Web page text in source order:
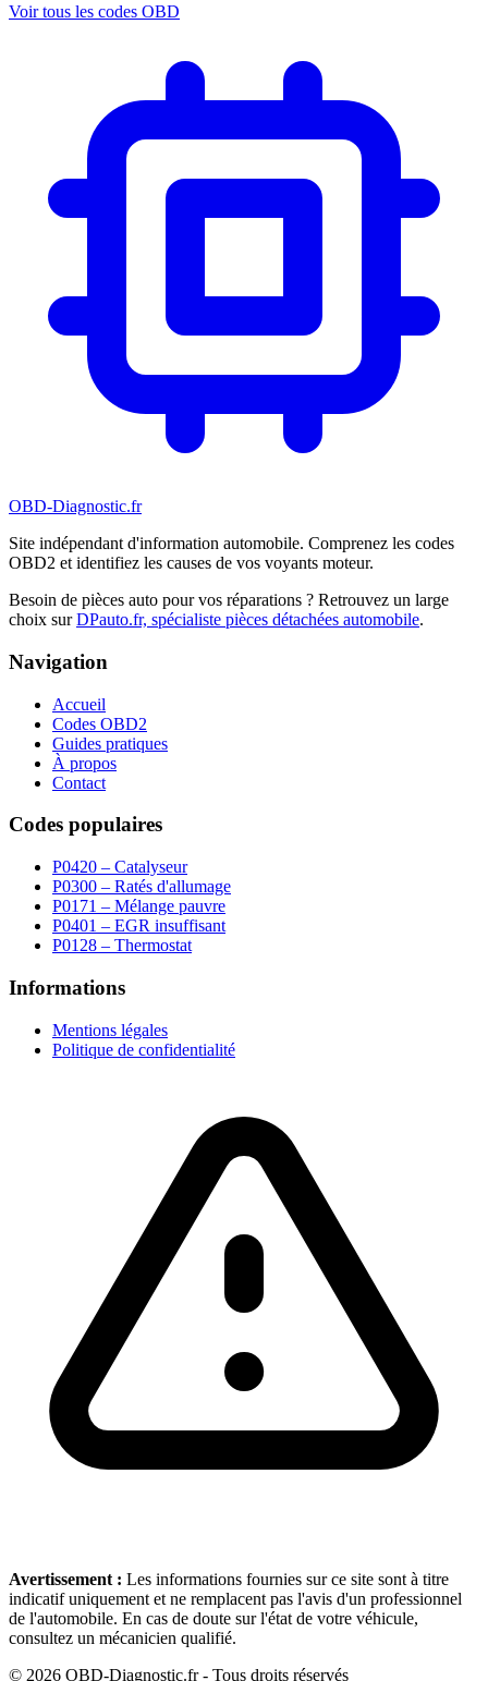
Voir tous les codes OBD
OBD-Diagnostic.fr
Site indépendant d'information automobile. Comprenez les codes
OBD2 et identifiez les causes de vos voyants moteur.
Besoin de pièces auto pour vos réparations ? Retrouvez un large
choix sur DPauto.fr, spécialiste pièces détachées automobile.
Navigation
Accueil
Codes OBD2
Guides pratiques
À propos
Contact
Codes populaires
P0420 – Catalyseur
P0300 – Ratés d'allumage
P0171 – Mélange pauvre
P0401 – EGR insuffisant
P0128 – Thermostat
Informations
Mentions légales
Politique de confidentialité
Avertissement : Les informations fournies sur ce site sont à titre
indicatif uniquement et ne remplacent pas l'avis d'un professionnel
de l'automobile. En cas de doute sur l'état de votre véhicule,
consultez un mécanicien qualifié.
© 2026 OBD-Diagnostic.fr - Tous droits réservés